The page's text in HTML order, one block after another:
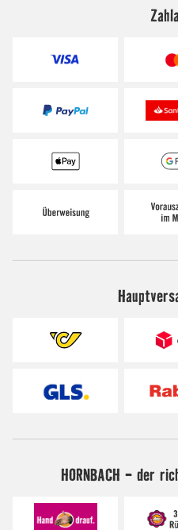
HORNBACH - der